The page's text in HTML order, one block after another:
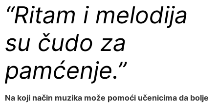
“Ritam i melodija
su čudo za
pamćenje.”
Na koji način muzika može pomoći učenicima da bolje